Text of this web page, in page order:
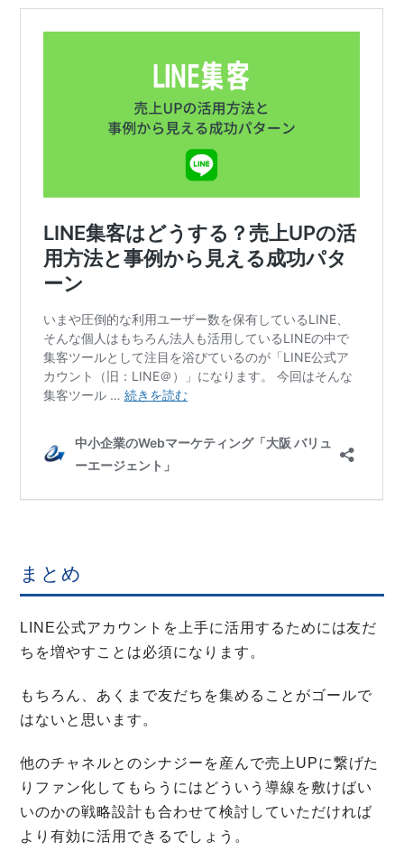
まとめ
LINE公式アカウントを上手に活用するためには友だ
ちを増やすことは必須になります。
もちろん、あくまで友だちを集めることがゴールで
はないと思います。
他のチャネルとのシナジーを産んで売上UPに繋げた
りファン化してもらうにはどういう導線を敷けばい
いのかの戦略設計も合わせて検討していただければ
より有効に活用できるでしょう。